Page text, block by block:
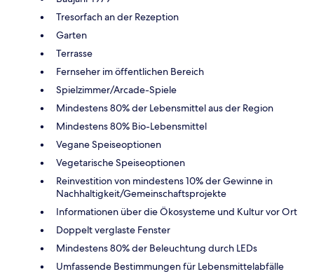
Tresorfach an der Rezeption
Garten
Terrasse
Fernseher im öffentlichen Bereich
Spielzimmer/Arcade-Spiele
Mindestens 80% der Lebensmittel aus der Region
Mindestens 80% Bio-Lebensmittel
Vegane Speiseoptionen
Vegetarische Speiseoptionen
Reinvestition von mindestens 10% der Gewinne in
Nachhaltigkeit/Gemeinschaftsprojekte
Informationen über die Ökosysteme und Kultur vor Ort
Doppelt verglaste Fenster
Mindestens 80% der Beleuchtung durch LEDs
Umfassende Bestimmungen für Lebensmittelabfälle